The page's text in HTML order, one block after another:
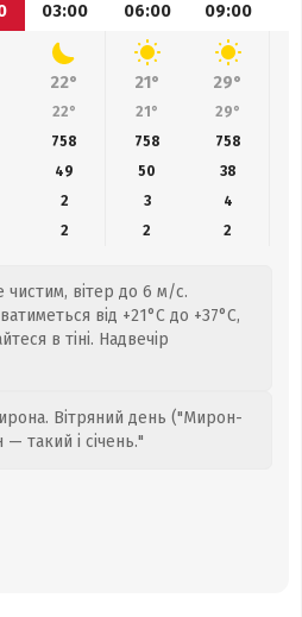
03:00 06:00 09:00
22° 21° 29°
22° 21° 29°
758 758 758
49 50 38
2 3
4
2 2 2
чистим, вітер до 6 м/с.
від +21°C до +37°C,
в тіні. Надвечір
Вітряний день ("Мирон-
такий і січень."